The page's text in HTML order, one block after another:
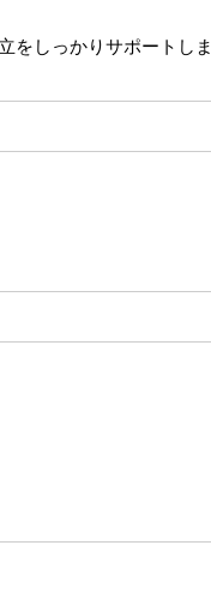
をしっかりサポートしま